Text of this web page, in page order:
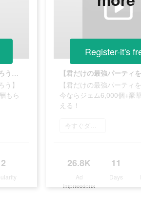
【君だけの最強パーティを作ろう】今ならジェム6,000個+豪華報酬もらえる！
】
もら
2
【君だけの最強パーティ
今ならジェム6,000個+豪
える！
今すぐダウンロード
26.8K
Ad
Impressions
11
Days
Register-it's